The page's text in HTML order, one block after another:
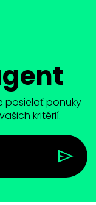
posielať ponuky
kritérií.